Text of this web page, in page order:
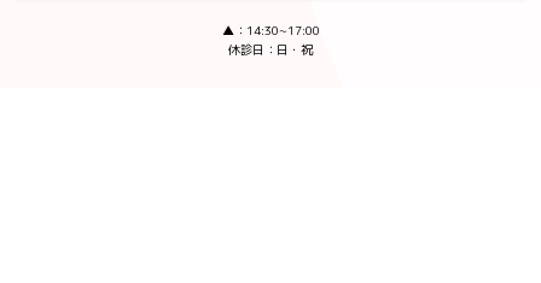
▲：14:30~17:00
休診日：日・祝